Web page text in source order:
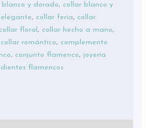
blanco y dorado, collar blanco y
elegante, collar feria, collar
collar floral, collar hecho a mano,
collar romántico, complemento
, conjunto flamenco, joyería
flamencos